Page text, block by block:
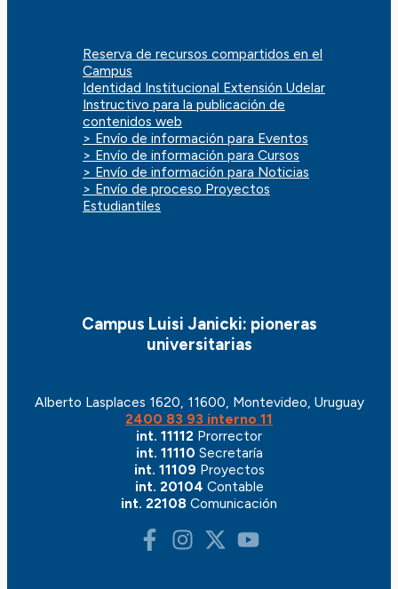
Reserva de recursos compartidos en el
Campus
Identidad Institucional Extensión Udelar
Instructivo para la publicación de
contenidos web
> Envío de información para Eventos
> Envío de información para Cursos
> Envío de información para Noticias
> Envío de proceso Proyectos
Estudiantiles
Campus Luisi Janicki: pioneras
universitarias
Alberto Lasplaces 1620, 11600, Montevideo, Uruguay
2400 83 93 interno 11
int. 11112 Prorrector
int. 11110 Secretaría
int. 11109 Proyectos
int. 20104 Contable
int. 22108 Comunicación